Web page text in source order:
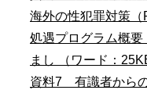
海外の性犯罪対策（
処遇プログラム概要
まし （ワード：
資料7 有識者から